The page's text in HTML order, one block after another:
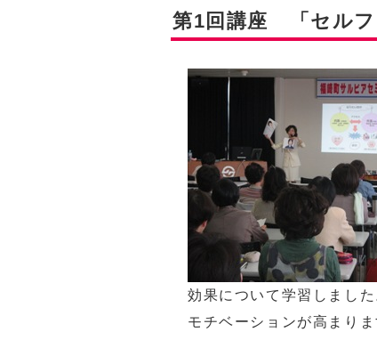
第1回講座 「セルフ
効果について学習しまし
モチベーションが高まり